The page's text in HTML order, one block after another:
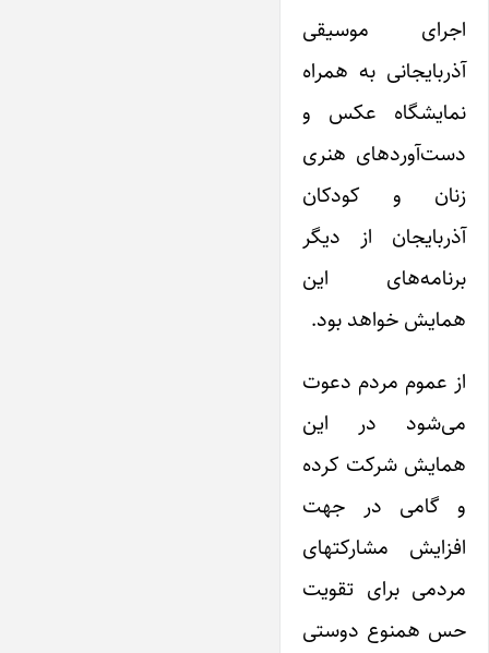
اجرای موسیقی
آذربایجانی به همراه
نمایشگاه عکس و
دست‌آوردهای هنری
زنان و کودکان
آذربایجان از دیگر
برنامه‌های این
همایش خواهد بود.
از عموم مردم دعوت
می‌شود در این
همایش شرکت کرده
و گامی در جهت
افزایش مشارکت­های
مردمی برای تقویت
حس همنوع دوستی